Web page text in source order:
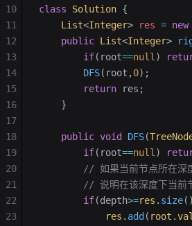
class Solution {
    List
<Integer> res = new
    public
List<Integer>
        if
(root==null )
        DFS
(root,0);
        return
res;
    }
    public
void DFS(
        if
(root==null )
// 如果当前节点所在深
// 说明在该深度下当前
        if
(depth>=res . size
            res
. add ( root .val
10
11
12
13
14
15
16
17
18
19
20
21
22
23